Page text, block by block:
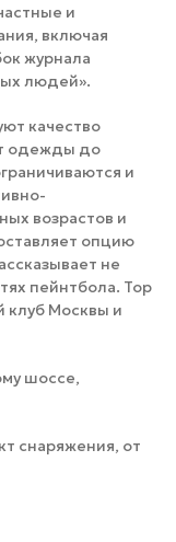
и
включая
журнала
людей».
качество
одежды до
и
возрастов и
опцию
не
пейнтбола. Top
клуб Москвы и
шоссе,
снаряжения, от